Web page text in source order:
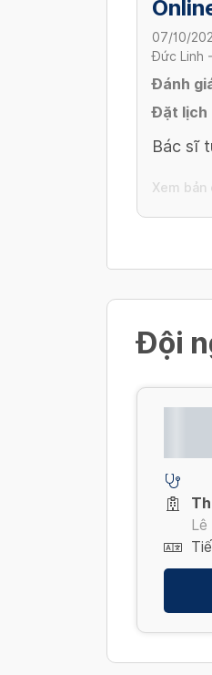
07/10/
Đức Linh
Đánh
Đặt lịch
Bác sĩ
Xem bản
Đội